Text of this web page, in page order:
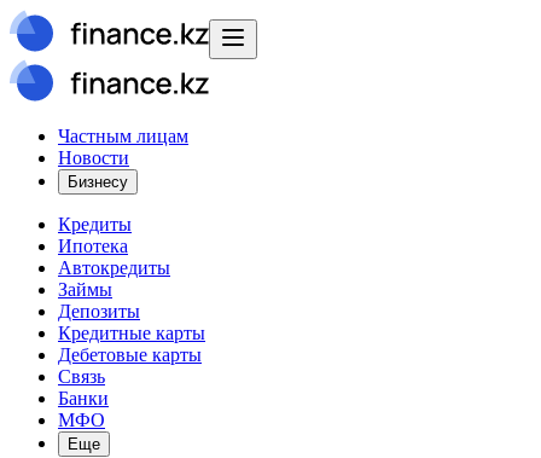
Частным лицам
Новости
Бизнесу
Кредиты
Ипотека
Автокредиты
Займы
Депозиты
Кредитные карты
Дебетовые карты
Связь
Банки
МФО
Еще